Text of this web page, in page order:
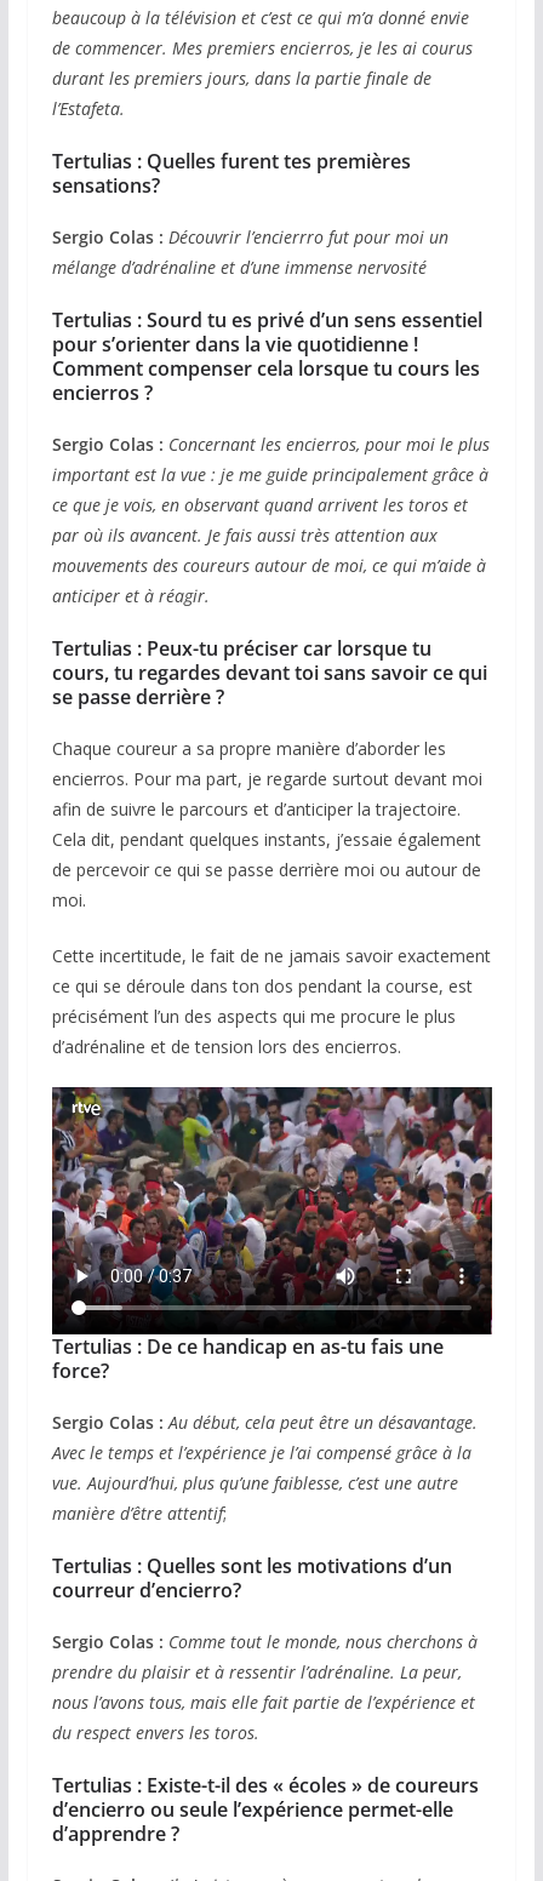
beaucoup à la télévision et c’est ce qui m’a donné envie
de commencer. Mes premiers encierros, je les ai courus
durant les premiers jours, dans la partie finale de
l’Estafeta.
Tertulias : Quelles furent tes premières
sensations?
Sergio Colas : Découvrir l’encierrro fut pour moi un
mélange d’adrénaline et d’une immense nervosité
Tertulias : Sourd tu es privé d’un sens essentiel
pour s’orienter dans la vie quotidienne !
Comment compenser cela lorsque tu cours les
encierros ?
Sergio Colas : Concernant les encierros, pour moi le plus
important est la vue : je me guide principalement grâce à
ce que je vois, en observant quand arrivent les toros et
par où ils avancent. Je fais aussi très attention aux
mouvements des coureurs autour de moi, ce qui m’aide à
anticiper et à réagir.
Tertulias : Peux-tu préciser car lorsque tu
cours, tu regardes devant toi sans savoir ce qui
se passe derrière ?
Chaque coureur a sa propre manière d’aborder les
encierros. Pour ma part, je regarde surtout devant moi
afin de suivre le parcours et d’anticiper la trajectoire.
Cela dit, pendant quelques instants, j’essaie également
de percevoir ce qui se passe derrière moi ou autour de
moi.
Cette incertitude, le fait de ne jamais savoir exactement
ce qui se déroule dans ton dos pendant la course, est
précisément l’un des aspects qui me procure le plus
d’adrénaline et de tension lors des encierros.
Tertulias : De ce handicap en as-tu fais une
force?
Sergio Colas : Au début, cela peut être un désavantage.
Avec le temps et l’expérience je l’ai compensé grâce à la
vue. Aujourd’hui, plus qu’une faiblesse, c’est une autre
manière d’être attentif;
Tertulias : Quelles sont les motivations d’un
courreur d’encierro?
Sergio Colas : Comme tout le monde, nous cherchons à
prendre du plaisir et à ressentir l’adrénaline. La peur,
nous l’avons tous, mais elle fait partie de l’expérience et
du respect envers les toros.
Tertulias : Existe-t-il des « écoles » de coureurs
d’encierro ou seule l’expérience permet-elle
d’apprendre ?